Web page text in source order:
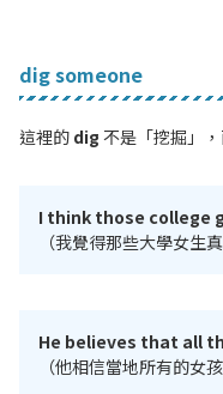
dig someone
這裡的 dig 不是「挖掘」
I think those college
（我覺得那些大學女生
He believes that all
（他相信當地所有的女